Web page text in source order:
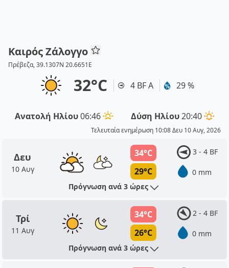
Καιρός Ζάλογγο
Πρέβεζα, 39.1307N 20.6651E
32°C 4 BF Α 29 %
Ανατολή Ηλίου06:46 Δύση Ηλίου20:40
Τελευταία ενημέρωση 10:08 Δευ 10 Αυγ, 2026
Δευ
10 Αυγ
34°C
29°C
3 - 4 BF
0 mm
Πρόγνωση ανά 3 ώρες
Τρί
11 Αυγ
34°C
26°C
2 - 4 BF
0 mm
Πρόγνωση ανά 3 ώρες